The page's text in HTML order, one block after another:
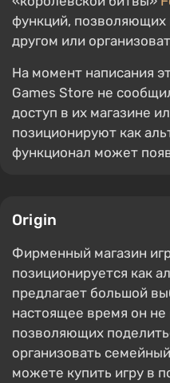
функций, позволяющих
другом или
На момент написания
Games Store не
доступ в их магазине
позиционируют как
функционал может
Origin
Фирменный магазин
позиционируется как
предлагает большой
настоящее время он
позволяющих
организовать
можете купить игру в